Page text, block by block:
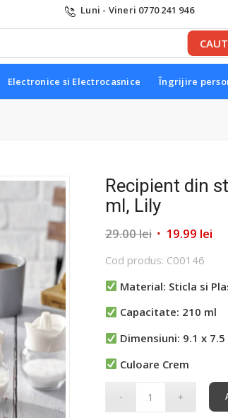
Luni - Vineri 0770 241 946
Electronice si Electrocasnice Îngrijire
Recipient din
ml, Lily
29.00lei Prețul
a
fost:
19.99 lei
Cod produs: C00146
Material: Sticla si
Capacitate: 210 ml
Dimensiuni: 9.1 x
Culoare Crem